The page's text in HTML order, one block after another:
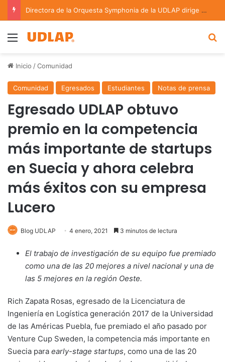
Directora de la Orquesta Symphonia de la UDLAP dirige agrupaciones de talla nacional e internacional
Menu
Inicio /Comunidad
Comunidad Egresados Estudiantes Notas de prensa
Egresado UDLAP obtuvo
premio en la competencia
más importante de startups
en Suecia y ahora celebra
más éxitos con su empresa
Lucero
Blog UDLAP 4 enero, 2021 3 minutos de lectura
El trabajo de investigación de su equipo fue premiado
como una de las 20 mejores a nivel nacional y una de
las 5 mejores en la región Oeste.
Rich Zapata Rosas, egresado de la Licenciatura de
Ingeniería en Logística generación 2017 de la Universidad
de las Américas Puebla, fue premiado el año pasado por
Venture Cup Sweden, la competencia más importante en
Suecia para early-stage startups, como una de las 20